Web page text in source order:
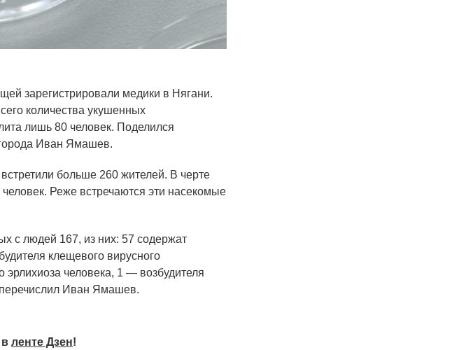
зарегистрировали медики в Нягани.
количества укушенных
лишь 80 человек. Поделился
города Иван Ямашев.
больше 260 жителей. В черте
Реже встречаются эти насекомые
с людей 167, из них: 57 содержат
клещевого вирусного
человека, 1 — возбудителя
Иван Ямашев.
ленте Дзен!